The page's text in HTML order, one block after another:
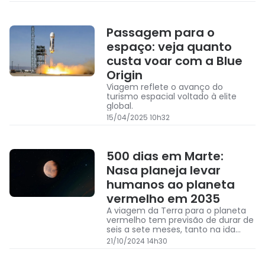
Passagem para o
espaço: veja quanto
custa voar com a Blue
Origin
Viagem reflete o avanço do
turismo espacial voltado à elite
global.
15/04/2025 10h32
500 dias em Marte:
Nasa planeja levar
humanos ao planeta
vermelho em 2035
A viagem da Terra para o planeta
vermelho tem previsão de durar de
seis a sete meses, tanto na ida
quanto na volta
21/10/2024 14h30